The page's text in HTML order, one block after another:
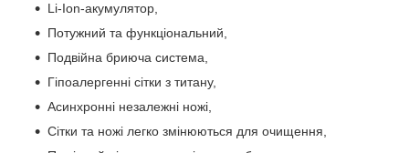
Li-Ion-акумулятор,
Потужний та функціональний,
Подвійна бриюча система,
Гіпоалергенні сітки з титану,
Асинхронні незалежні ножі,
Сітки та ножі легко змінюються для очищення,